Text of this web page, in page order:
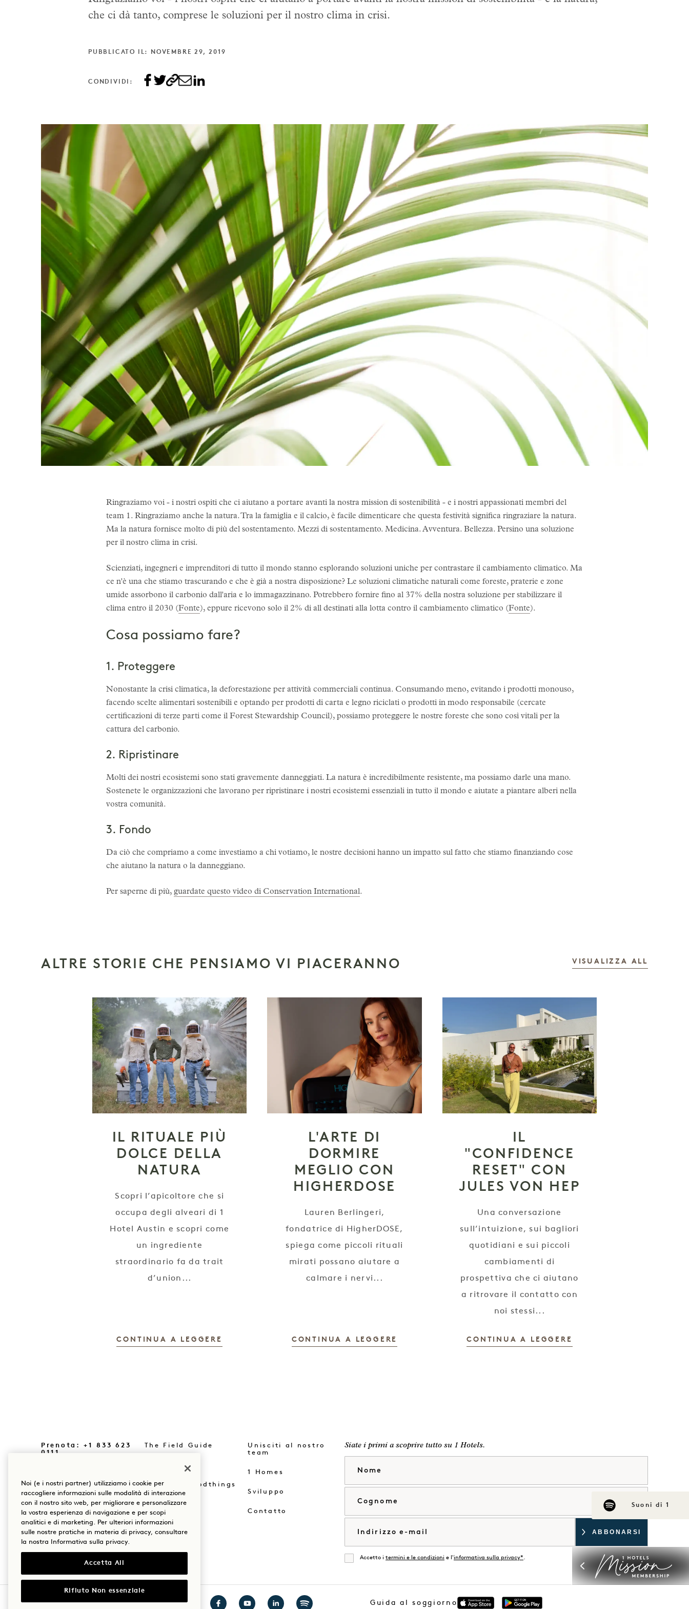
che ci dà tanto, comprese le soluzioni per il nostro clima in crisi.
PUBBLICATO IL: NOVEMBRE 29, 2019
CONDIVIDI:
Ringraziamo voi - i nostri ospiti che ci aiutano a portare avanti la nostra mission di sostenibilità - e i nostri appassionati membri del
team 1. Ringraziamo anche la natura. Tra la famiglia e il calcio, è facile dimenticare che questa festività significa ringraziare la natura.
Ma la natura fornisce molto di più del sostentamento. Mezzi di sostentamento. Medicina. Avventura. Bellezza. Persino una soluzione
per il nostro clima in crisi.
Scienziati, ingegneri e imprenditori di tutto il mondo stanno esplorando soluzioni uniche per contrastare il cambiamento climatico. Ma
ce n'è una che stiamo trascurando e che è già a nostra disposizione? Le soluzioni climatiche naturali come foreste, praterie e zone
umide assorbono il carbonio dall'aria e lo immagazzinano. Potrebbero fornire fino al 37% della nostra soluzione per stabilizzare il
clima entro il 2030 (Fonte), eppure ricevono solo il 2% di all destinati alla lotta contro il cambiamento climatico (Fonte).
Cosa possiamo fare?
1. Proteggere
Nonostante la crisi climatica, la deforestazione per attività commerciali continua. Consumando meno, evitando i prodotti monouso,
facendo scelte alimentari sostenibili e optando per prodotti di carta e legno riciclati o prodotti in modo responsabile (cercate
certificazioni di terze parti come il Forest Stewardship Council), possiamo proteggere le nostre foreste che sono così vitali per la
cattura del carbonio.
2. Ripristinare
Molti dei nostri ecosistemi sono stati gravemente danneggiati. La natura è incredibilmente resistente, ma possiamo darle una mano.
Sostenete le organizzazioni che lavorano per ripristinare i nostri ecosistemi essenziali in tutto il mondo e aiutate a piantare alberi nella
vostra comunità.
3. Fondo
Da ciò che compriamo a come investiamo a chi votiamo, le nostre decisioni hanno un impatto sul fatto che stiamo finanziando cose
che aiutano la natura o la danneggiano.
Per saperne di più, guardate questo video di Conservation International.
ALTRE STORIE CHE PENSIAMO VI PIACERANNO VISUALIZZA ALL
IL RITUALE PIÙ
DOLCE DELLA
NATURA
Scopri l’apicoltore che si
occupa degli alveari di 1
Hotel Austin e scopri come
un ingrediente
straordinario fa da trait
d’union...
CONTINUA A LEGGERE
L'ARTE DI
DORMIRE
MEGLIO CON
HIGHERDOSE
Lauren Berlingeri,
fondatrice di HigherDOSE,
spiega come piccoli rituali
mirati possano aiutare a
calmare i nervi...
CONTINUA A LEGGERE
IL
"CONFIDENCE
RESET" CON
JULES VON HEP
Una conversazione
sull’intuizione, sui bagliori
quotidiani e sui piccoli
cambiamenti di
prospettiva che ci aiutano
a ritrovare il contatto con
noi stessi...
CONTINUA A LEGGERE
Suoni di 1
Prenota: +1 833 623
0111
La nostra storia
Sostenibilità
The Field Guide
Acquista Goodthings
Mission
Unisciti al nostro
team
1 Homes
Sviluppo
Contatto
Siate i primi a scoprire tutto su 1 Hotels.
Accordati
Accetto i termini e le condizioni e l'informativa sulla privacy*.
Guida al soggiorno
Noi (e i nostri partner) utilizziamo i cookie per
raccogliere informazioni sulle modalità di interazione
con il nostro sito web, per migliorare e personalizzare
la vostra esperienza di navigazione e per scopi
analitici e di marketing. Per ulteriori informazioni
sulle nostre pratiche in materia di privacy, consultare
la nostra
Informativa sulla privacy.
Accetta All
Rifiuto Non essenziale